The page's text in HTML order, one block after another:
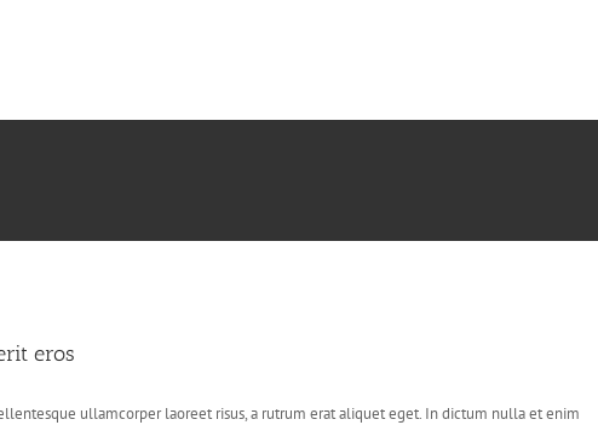
eros
ullamcorper laoreet risus, a rutrum erat aliquet eget. In dictum nulla et enim